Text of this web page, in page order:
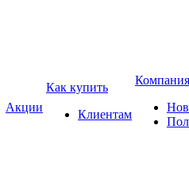
Акции
Как купить
Клиентам
Компания